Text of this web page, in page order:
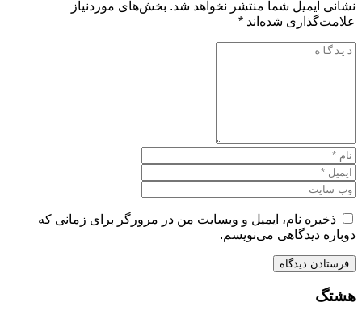
نشانی ایمیل شما منتشر نخواهد شد. بخش‌های موردنیاز
علامت‌گذاری شده‌اند *
ذخیره نام، ایمیل و وبسایت من در مرورگر برای زمانی که
دوباره دیدگاهی می‌نویسم.
هشتگ